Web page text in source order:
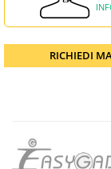
RICHIEDI